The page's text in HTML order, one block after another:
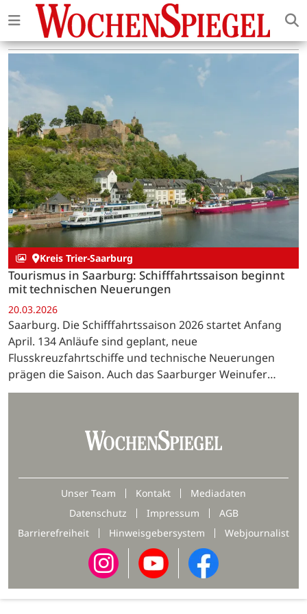
Kreis Trier-Saarburg
Tourismus in Saarburg: Schifffahrtssaison beginnt
mit technischen Neuerungen
20.03.2026
Saarburg. Die Schifffahrtssaison 2026 startet Anfang
April. 134 Anläufe sind geplant, neue
Flusskreuzfahrtschiffe und technische Neuerungen
prägen die Saison. Auch das Saarburger Weinufer
öffnet wieder.
Unser Team Kontakt
Mediadaten
Datenschutz
Impressum
AGB
Barrierefreiheit
Hinweisgebersystem Webjournalist